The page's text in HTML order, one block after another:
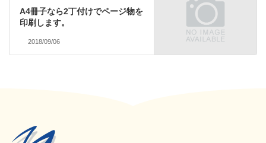
A4冊子なら2丁付けでページ物を
印刷します。
2018/09/06